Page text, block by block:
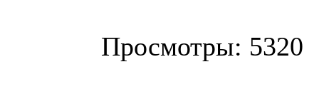
Просмотры: 5320